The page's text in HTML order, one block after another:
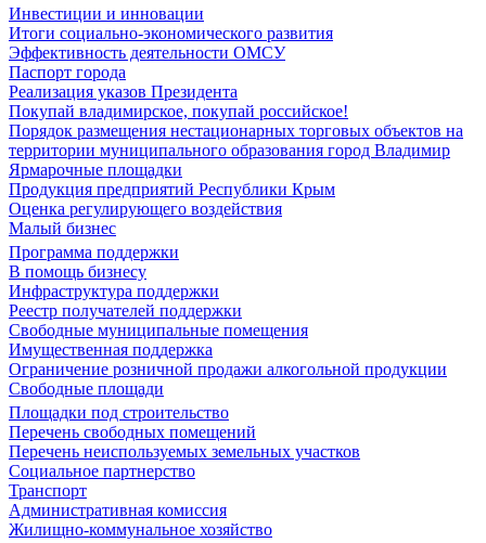
Инвестиции и инновации
Итоги социально-экономического развития
Эффективность деятельности ОМСУ
Паспорт города
Реализация указов Президента
Покупай владимирское, покупай российское!
Порядок размещения нестационарных торговых объектов на
территории муниципального образования город Владимир
Ярмарочные площадки
Продукция предприятий Республики Крым
Оценка регулирующего воздействия
Малый бизнес
Программа поддержки
В помощь бизнесу
Инфраструктура поддержки
Реестр получателей поддержки
Свободные муниципальные помещения
Имущественная поддержка
Ограничение розничной продажи алкогольной продукции
Свободные площади
Площадки под строительство
Перечень свободных помещений
Перечень неиспользуемых земельных участков
Социальное партнерство
Транспорт
Административная комиссия
Жилищно-коммунальное хозяйство